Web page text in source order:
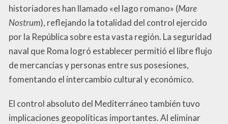
historiadores han llamado «el lago romano» (Mare
Nostrum), reflejando la totalidad del control ejercido
por la República sobre esta vasta región. La seguridad
naval que Roma logró establecer permitió el libre flujo
de mercancías y personas entre sus posesiones,
fomentando el intercambio cultural y económico.
El control absoluto del Mediterráneo también tuvo
implicaciones geopolíticas importantes. Al eliminar